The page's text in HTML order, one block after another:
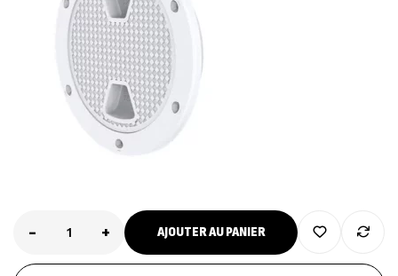
- + AJOUTER AU PANIER